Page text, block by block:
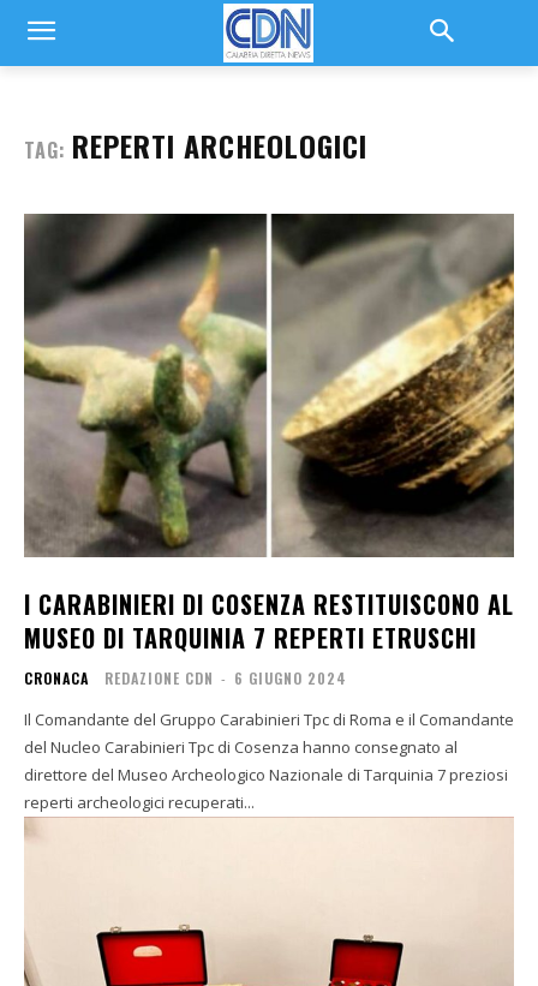
TAG: REPERTI ARCHEOLOGICI
I CARABINIERI DI COSENZA RESTITUISCONO AL
MUSEO DI TARQUINIA 7 REPERTI ETRUSCHI
CRONACA REDAZIONE CDN - 6 GIUGNO 2024
Il Comandante del Gruppo Carabinieri Tpc di Roma e il Comandante
del Nucleo Carabinieri Tpc di Cosenza hanno consegnato al
direttore del Museo Archeologico Nazionale di Tarquinia 7 preziosi
reperti archeologici recuperati...